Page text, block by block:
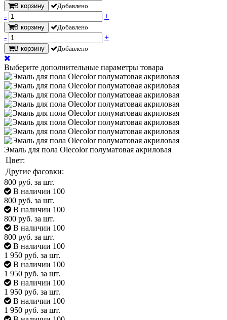
В корзину Добавлено
- +
В корзину Добавлено
- +
В корзину Добавлено
Выберите дополнительные параметры товара
Эмаль для пола Olecolor полуматовая акриловая
Цвет:
Другие фасовки:
800 руб. за шт.
В наличии 100
800 руб. за шт.
В наличии 100
800 руб. за шт.
В наличии 100
800 руб. за шт.
В наличии 100
1 950 руб. за шт.
В наличии 100
1 950 руб. за шт.
В наличии 100
1 950 руб. за шт.
В наличии 100
1 950 руб. за шт.